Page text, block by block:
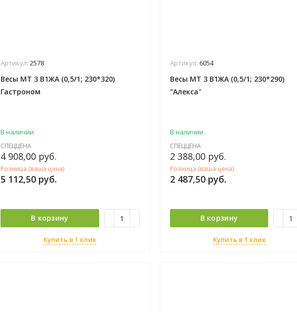
Артикул: 2578
Весы МТ 3 В1ЖА (0,5/1; 230*320)
Гастроном
В наличии
СПЕЦЦЕНА
4 908,00 руб.
Розница (ваша цена)
5 112,50 руб.
В корзину
Купить в 1 клик
Артикул: 6054
Весы МТ 3 В1ЖА (0,5/1; 230*290)
"Алекса"
В наличии
СПЕЦЦЕНА
2 388,00 руб.
Розница (ваша цена)
2 487,50 руб.
В корзину
Купить в 1 клик